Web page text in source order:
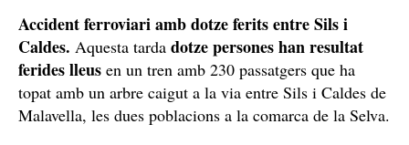
Accident ferroviari amb dotze ferits entre Sils i
Caldes. Aquesta tarda dotze persones han resultat
ferides lleus en un tren amb 230 passatgers que ha
topat amb un arbre caigut a la via entre Sils i Caldes de
Malavella, les dues poblacions a la comarca de la Selva.